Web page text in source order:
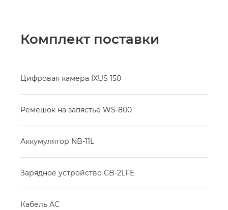
Комплект поставки
Цифровая камера IXUS 150
Ремешок на запястье WS-800
Аккумулятор NB-11L
Зарядное устройство CB-2LFE
Кабель AC